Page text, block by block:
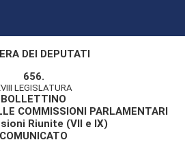
DEI DEPUTATI
656.
LEGISLATURA
BOLLETTINO
COMMISSIONI PARLAMENTARI
Riunite (VII e IX)
COMUNICATO